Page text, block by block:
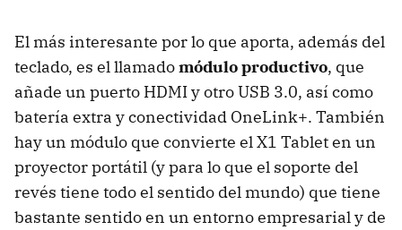
El más interesante por lo que aporta, además del
teclado, es el llamadomódulo productivo, que
añade un puerto HDMI y otro USB 3.0, así como
batería extra y conectividad OneLink+. También
hay un módulo que convierte el X1 Tablet en un
proyector portátil (y para lo que el soporte del
revés tiene todo el sentido del mundo) que tiene
bastante sentido en un entorno empresarial y de